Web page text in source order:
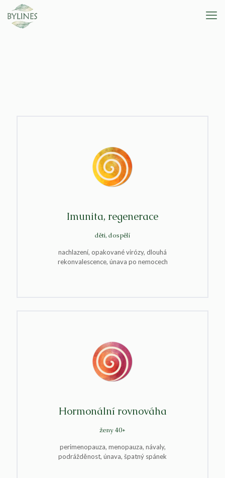
Imunita, regenerace
děti, dospělí
nachlazení, opakované virózy, dlouhá
rekonvalescence, únava po nemocech
Hormonální rovnováha
ženy 40+
perimenopauza, menopauza, návaly,
podrážděnost, únava, špatný spánek